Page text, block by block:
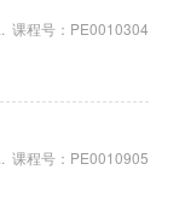
课程号：PE0010304
课程号：PE0010905